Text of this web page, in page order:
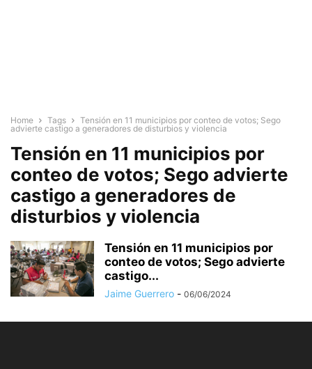
Home Tags
Tensión en 11 municipios por conteo de votos; Sego
advierte castigo a generadores de disturbios y violencia
Tensión en 11 municipios por
conteo de votos; Sego advierte
castigo a generadores de
disturbios y violencia
Tensión en 11 municipios por
conteo de votos; Sego advierte
castigo...
Jaime Guerrero - 06/06/2024